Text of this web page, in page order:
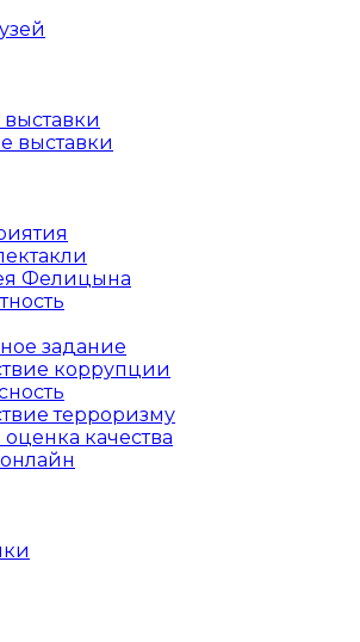
выставки
Фелицына
задание
коррупции
терроризму
качества